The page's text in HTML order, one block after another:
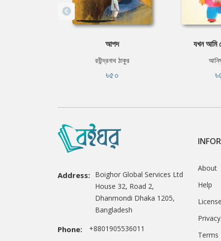
আপদ
রবীন্দ্রনাথ ঠাকুর
৳৫০
যখন আমি
Address: Boighor Global Services Ltd
House 32, Road 2,
Dhanmondi Dhaka 1205,
Bangladesh
Phone: +8801905536011
About
Help
License
Terms